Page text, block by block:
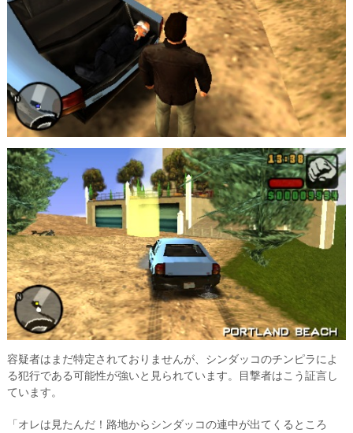
容疑者はまだ特定されておりませんが、シンダッコのチンピラによ
る犯行である可能性が強いと見られています。目撃者はこう証言し
ています。
「オレは見たんだ！路地からシンダッコの連中が出てくるところ